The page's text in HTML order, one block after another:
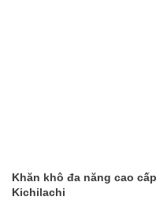
Khăn khô đa năng cao cấp
Kichilachi